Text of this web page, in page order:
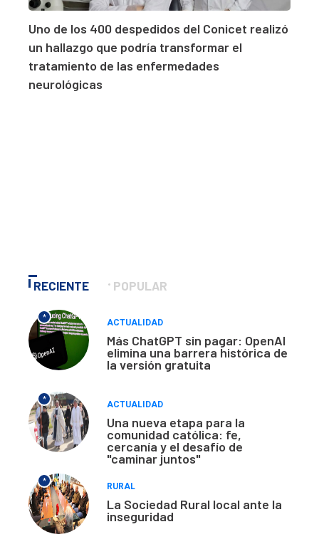
Uno de los 400 despedidos del Conicet realizó
un hallazgo que podría transformar el
tratamiento de las enfermedades
neurológicas
RECIENTE POPULAR
*
ACTUALIDAD
Más ChatGPT sin pagar: OpenAI
elimina una barrera histórica de
la versión gratuita
*
ACTUALIDAD
Una nueva etapa para la
comunidad católica: fe,
cercanía y el desafío de
"caminar juntos"
*
RURAL
La Sociedad Rural local ante la
inseguridad